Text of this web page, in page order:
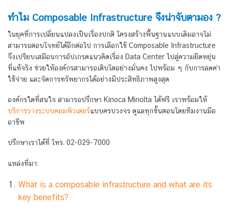
ทำไม Composable Infrastructure จึงน่าจับตามอง ?
ในยุคที่การเปลี่ยนแปลงเป็นเรื่องปกติ โครงสร้างพื้นฐานแบบเดิมอาจไม่
สามารถตอบโจทย์ได้อีกต่อไป การเลือกใช้ Composable Infrastructure
จึงเปรียบเสมือนการอัปเกรดแนวคิดเรื่อง Data Center ไปสู่ความยืดหยุ่น
ที่แท้จริง ช่วยให้องค์กรสามารถเติบโตอย่างมั่นคง ไปพร้อม ๆ กับการลดค่า
ใช้จ่าย และจัดการทรัพยากรได้อย่างมีประสิทธิภาพสูงสุด
องค์กรใดที่สนใจ สามารถปรึกษา Kinoca Minolta ได้ฟรี เราพร้อมให้
บริการวางระบบคอมพิวเตอร์แบบครบวงจร ดูแลทุกขั้นตอนโดยทีมงานมือ
อาชีพ
ปรึกษาเราได้ที่ โทร. 02-029-7000
แหล่งที่มา:
What is a composable infrastructure and what are its
key benefits?